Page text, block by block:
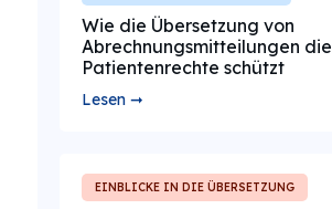
Wie die Übersetzung von
Abrechnungsmitteilungen die
Patientenrechte schützt
Lesen ➞
EINBLICKE IN DIE ÜBERSETZUNG